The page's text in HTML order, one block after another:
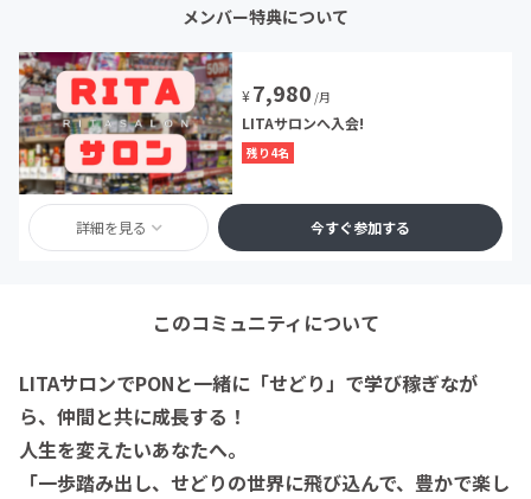
メンバー特典について
¥7,980 /月
LITAサロンへ入会!
残り4名
詳細を見る 今すぐ参加する
このコミュニティについて
LITAサロンでPONと一緒に「せどり」で学び稼ぎなが
ら、仲間と共に成長する！
人生を変えたいあなたへ。
「一歩踏み出し、せどりの世界に飛び込んで、豊かで楽し